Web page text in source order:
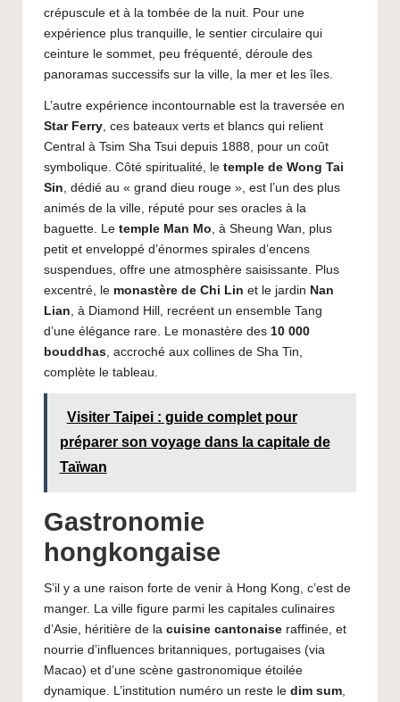
crépuscule et à la tombée de la nuit. Pour une
expérience plus tranquille, le sentier circulaire qui
ceinture le sommet, peu fréquenté, déroule des
panoramas successifs sur la ville, la mer et les îles.
L’autre expérience incontournable est la traversée en
Star Ferry , ces bateaux verts et blancs qui relient
Central à Tsim Sha Tsui depuis 1888, pour un coût
symbolique. Côté spiritualité, le temple de Wong Tai
Sin , dédié au « grand dieu rouge », est l’un des plus
animés de la ville, réputé pour ses oracles à la
baguette. Le temple Man Mo , à Sheung Wan, plus
petit et enveloppé d’énormes spirales d’encens
suspendues, offre une atmosphère saisissante. Plus
excentré, le monastère de Chi Lin et le jardin Nan
Lian , à Diamond Hill, recréent un ensemble Tang
d’une élégance rare. Le monastère des 10 000
bouddhas , accroché aux collines de Sha Tin,
complète le tableau.
Visiter Taipei : guide complet pour
préparer son voyage dans la capitale de
Taïwan
Gastronomie
hongkongaise
S’il y a une raison forte de venir à Hong Kong, c’est de
manger. La ville figure parmi les capitales culinaires
d’Asie, héritière de la cuisine cantonaise raffinée, et
nourrie d’influences britanniques, portugaises (via
Macao) et d’une scène gastronomique étoilée
dynamique. L’institution numéro un reste le dim sum,